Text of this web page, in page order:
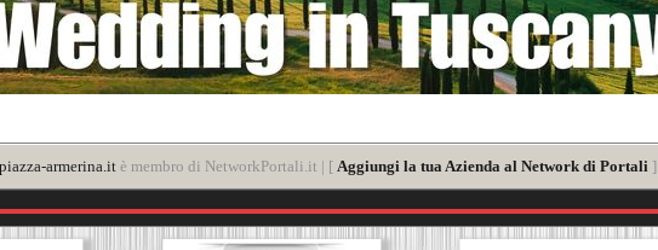
armerina.itè membro di NetworkPortali.it | [ Aggiungi la tua Azienda al Network di Portali ]